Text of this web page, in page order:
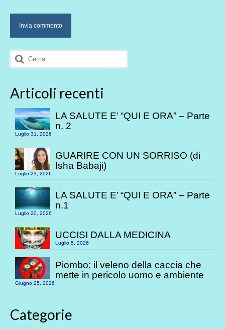
Cerca:
Articoli recenti
LA SALUTE E’ “QUI E ORA” – Parte
n. 2
Luglio 31, 2026
GUARIRE CON UN SORRISO (di
Isha Babaji)
Luglio 23, 2026
LA SALUTE E’ “QUI E ORA” – Parte
n.1
Luglio 20, 2026
UCCISI DALLA MEDICINA
Luglio 5, 2026
Piombo: il veleno della caccia che
mette in pericolo uomo e ambiente
Giugno 25, 2026
Categorie